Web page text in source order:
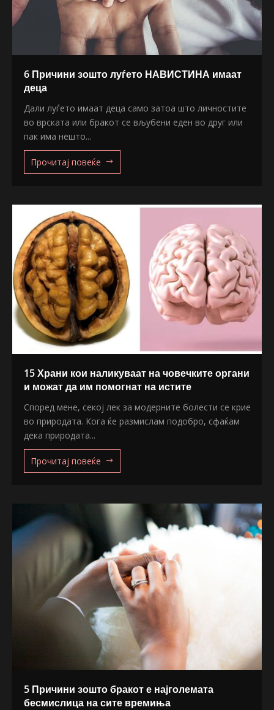
6 Причини зошто луѓето НАВИСТИНА имаат
деца
Дали луѓето имаат деца само затоа што личностите
во врската или бракот се вљубени еден во друг или
пак има нешто...
Прочитај повеќе
15 Храни кои наликуваат на човечките органи
и можат да им помогнат на истите
Според мене, секој лек за модерните болести се крие
во природата. Кога ќе размислам подобро, сфаќам
дека природата...
Прочитај повеќе
5 Причини зошто бракот е најголемата
бесмислица на сите времиња